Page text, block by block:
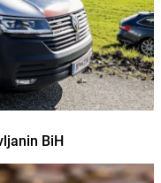
BiH